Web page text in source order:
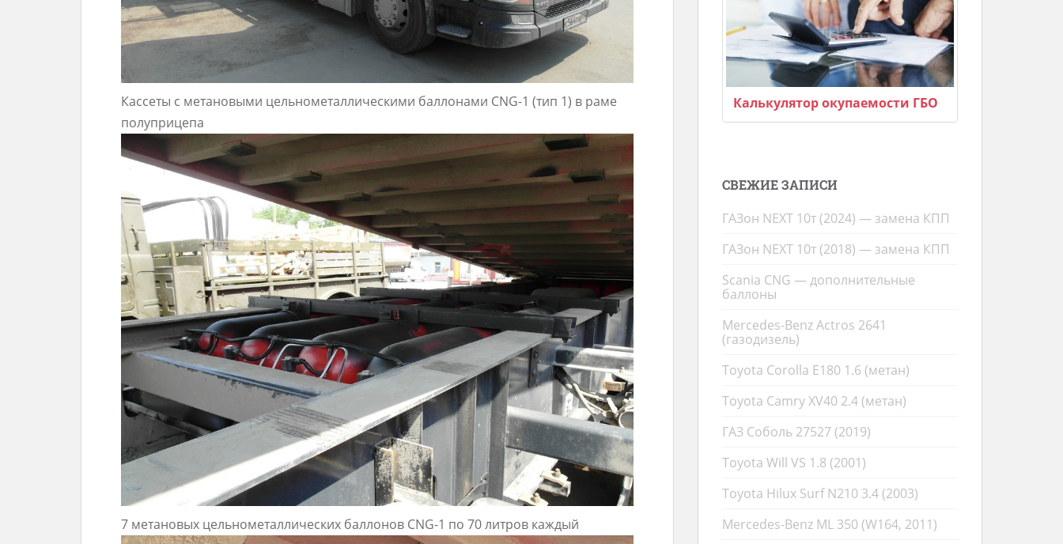
Кассеты с метановыми цельнометаллическими баллонами CNG-1 (тип 1) в раме
полуприцепа
7 метановых цельнометаллических баллонов CNG-1 по 70 литров каждый
Калькулятор окупаемости ГБО
СВЕЖИЕ ЗАПИСИ
ГАЗон NEXT 10т (2024) — замена КПП
ГАЗон NEXT 10т (2018) — замена КПП
Scania CNG — дополнительные
баллоны
Mercedes-Benz Actros 2641
(газодизель)
Toyota Corolla E180 1.6 (метан)
Toyota Camry XV40 2.4 (метан)
ГАЗ Соболь 27527 (2019)
Toyota Will VS 1.8 (2001)
Toyota Hilux Surf N210 3.4 (2003)
Mercedes-Benz ML 350 (W164, 2011)